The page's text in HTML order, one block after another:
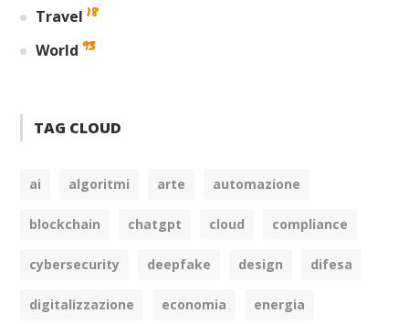
Travel 18
World 93
TAG CLOUD
ai algoritmi arte automazione
blockchain chatgpt cloud compliance
cybersecurity deepfake design difesa
digitalizzazione economia energia